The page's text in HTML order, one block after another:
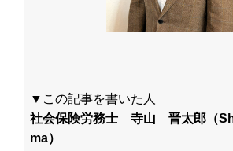
▼この記事を書いた人
社会保険労務士 寺山 晋太郎（
ma）